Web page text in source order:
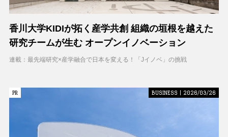
香川大学KIDIが拓く産学共創 組織の垣根を越えた
研究チームが生む オープンイノベーション
連載：最先端研究×産学融合で日本を変える！「Jイノベ」の挑戦
PR
PR BUSINESS | 2026/03/26